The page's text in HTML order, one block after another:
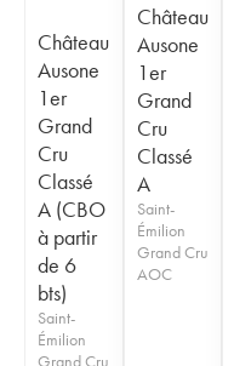
Château
Ausone
1er
Grand
Cru
Classé
A (CBO
à partir
de 6
bts)
Saint-
Émilion
Grand Cru
Château
Ausone
1er
Grand
Cru
Classé
A
Saint-
Émilion
Grand Cru
AOC